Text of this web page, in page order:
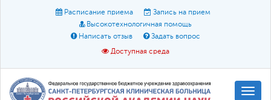
Расписание приема
Запись на прием
Высокотехнологичная помощь
Написать отзыв
Задать вопрос
Доступная среда
Размер шрифта: A A A